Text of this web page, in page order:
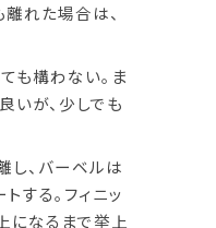
れた場合は、
も構わない。ま
いが、少しでも
、バーベルは
する。フィニッ
になるまで挙上